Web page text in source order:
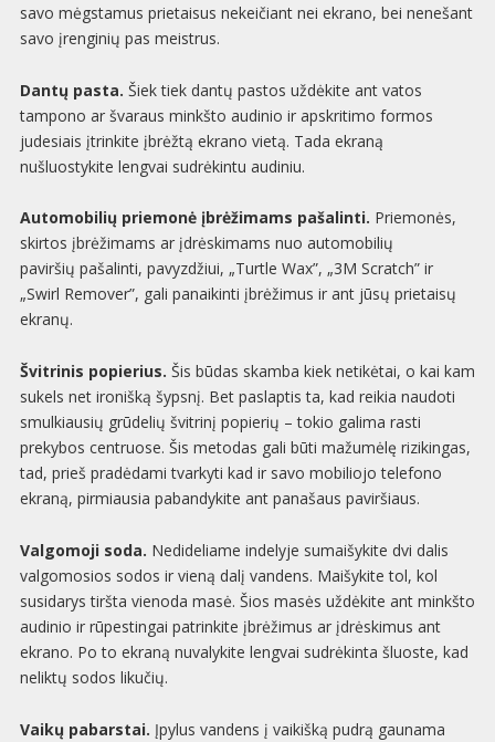
savo mėgstamus prietaisus nekeičiant nei ekrano, bei nenešant
savo įrenginių pas meistrus.
Dantų pasta. Šiek tiek dantų pastos uždėkite ant vatos
tampono ar švaraus minkšto audinio ir apskritimo formos
judesiais įtrinkite įbrėžtą ekrano vietą. Tada ekraną
nušluostykite lengvai sudrėkintu audiniu.
Automobilių priemonė įbrėžimams pašalinti. Priemonės,
skirtos įbrėžimams ar įdrėskimams nuo automobilių
paviršių pašalinti, pavyzdžiui, „Turtle Wax”, „3M Scratch” ir
„Swirl Remover”, gali panaikinti įbrėžimus ir ant jūsų prietaisų
ekranų.
Švitrinis popierius. Šis būdas skamba kiek netikėtai, o kai kam
sukels net ironišką šypsnį. Bet paslaptis ta, kad reikia naudoti
smulkiausių grūdelių švitrinį popierių – tokio galima rasti
prekybos centruose. Šis metodas gali būti mažumėlę rizikingas,
tad, prieš pradėdami tvarkyti kad ir savo mobiliojo telefono
ekraną, pirmiausia pabandykite ant panašaus paviršiaus.
Valgomoji soda. Nedideliame indelyje sumaišykite dvi dalis
valgomosios sodos ir vieną dalį vandens. Maišykite tol, kol
susidarys tiršta vienoda masė. Šios masės uždėkite ant minkšto
audinio ir rūpestingai patrinkite įbrėžimus ar įdrėskimus ant
ekrano. Po to ekraną nuvalykite lengvai sudrėkinta šluoste, kad
neliktų sodos likučių.
Vaikų pabarstai. Įpylus vandens į vaikišką pudrą gaunama